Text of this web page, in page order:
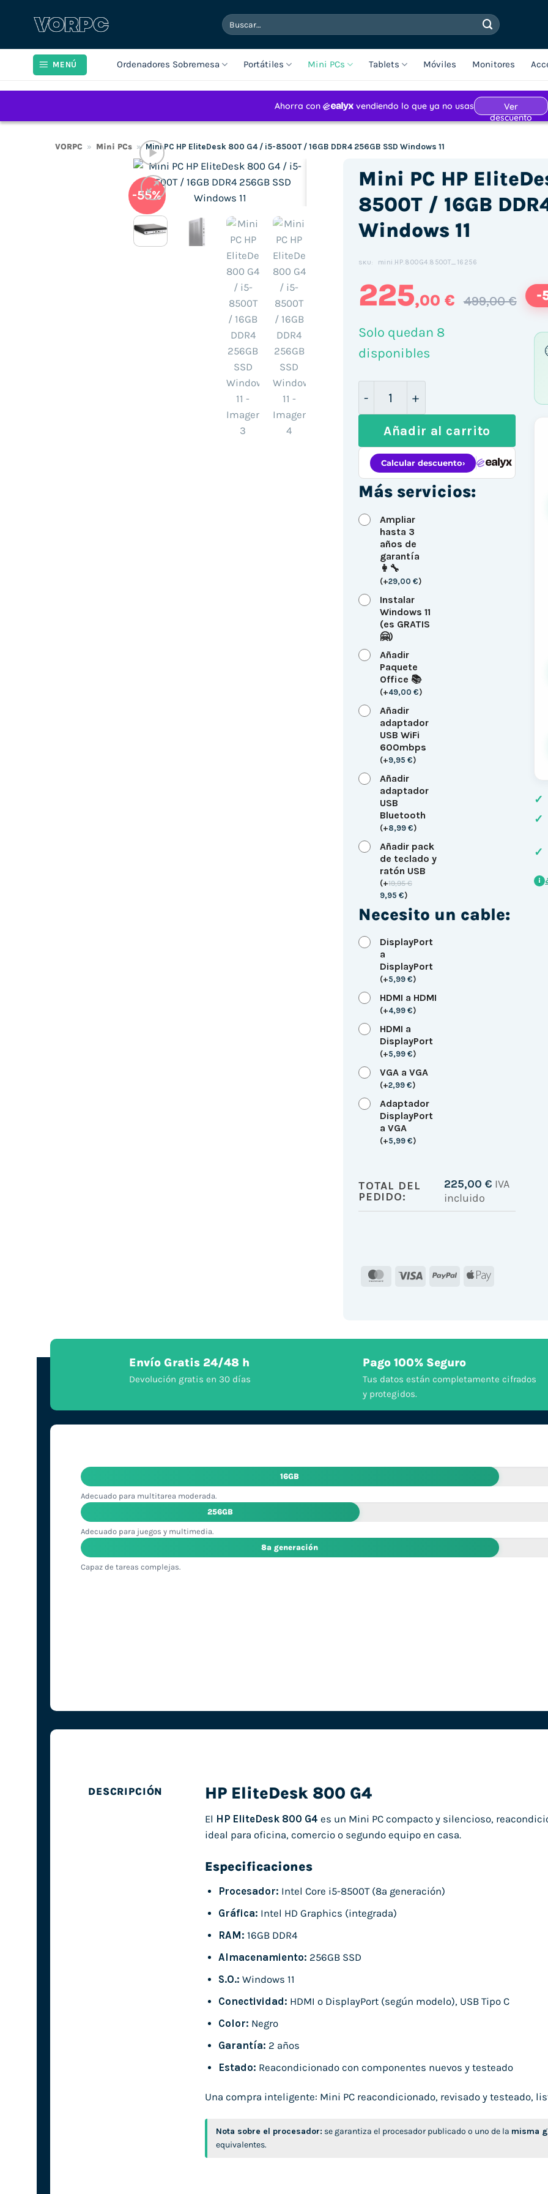
Buscar
por:
MENÚ Ordenadores Sobremesa Portátiles Mini PCs Tablets Móviles Monitores
VORPC » Mini PCs » Mini PC HP EliteDesk 800 G4 / i5-8500T / 16GB DDR4 256GB SSD Windows 11
-55%
Haz clic para aceptar cookies de
contenido (Translation error)
Mini PC HP
8500T / 16GB
Windows 11
SKU: mini.HP.800G4.8500T_16256
225,00 € 499,00 € -
Solo quedan 8
disponibles
Mini PC HP EliteDesk 800 G4 /
Añadir al carrito
Más servicios:
Ampliar
hasta 3
años de
garantía
👩‍🔧
(+29,00 €)
Instalar
Windows 11
(es GRATIS
🤗)
Añadir
Paquete
Office 📚
(+49,00 €)
Añadir
adaptador
USB WiFi
600mbps
(+9,95 €)
Añadir
adaptador
USB
Bluetooth
(+8,99 €)
Añadir pack
de teclado y
ratón USB
(+19,95€
9,95 €)
Necesito un cable:
DisplayPort
a
DisplayPort
(+5,99 €)
HDMI a HDMI
(+4,99 €)
HDMI a
DisplayPort
(+5,99 €)
VGA a VGA
(+2,99 €)
Adaptador
DisplayPort
a VGA
(+5,99 €)
TOTAL DEL
PEDIDO:
225,00 € IVA
incluido
MasterCard
Visa PayPal Apple
✓
✓
✓
i
Envío Gratis 24/48 h
Devolución gratis en 30 días
Pago 100% Seguro
Tus datos están completamente cifrados
y protegidos.
16GB
Adecuado para multitarea moderada.
256GB
Adecuado para juegos y multimedia.
8ª generación
Capaz de tareas complejas.
DESCRIPCIÓN HP EliteDesk 800 G4
El HP EliteDesk 800 G4 es un Mini PC compacto y silencioso,
ideal para oficina, comercio o segundo equipo en casa.
Especificaciones
Procesador: Intel Core i5-8500T (8ª generación)
Gráfica: Intel HD Graphics (integrada)
RAM: 16GB DDR4
Almacenamiento: 256GB SSD
S.O.: Windows 11
Conectividad: HDMI o DisplayPort (según modelo), USB Tipo C
Color: Negro
Garantía: 2 años
Estado: Reacondicionado con componentes nuevos y testeado
Una compra inteligente: Mini PC reacondicionado, revisado y testeado,
Nota sobre el procesador: se garantiza el procesador publicado o uno de la misma
equivalentes.